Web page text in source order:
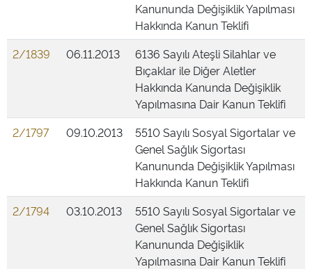
Kanununda Değişiklik Yapılması
Hakkında Kanun Teklifi
2/1839
06.11.2013
6136 Sayılı Ateşli Silahlar ve
Bıçaklar ile Diğer Aletler
Hakkında Kanunda Değişiklik
Yapılmasına Dair Kanun Teklifi
2/1797
09.10.2013
5510 Sayılı Sosyal Sigortalar ve
Genel Sağlık Sigortası
Kanununda Değişiklik Yapılması
Hakkında Kanun Teklifi
2/1794
03.10.2013
5510 Sayılı Sosyal Sigortalar ve
Genel Sağlık Sigortası
Kanununda Değişiklik
Yapılmasına Dair Kanun Teklifi